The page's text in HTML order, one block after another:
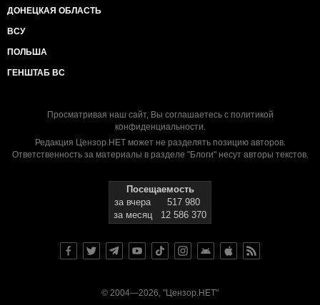
ДОНЕЦКАЯ ОБЛАСТЬ
ВСУ
ПОЛЬША
ГЕНШТАБ ВС
Просматривая наш сайт, Вы соглашаетесь с политикой
конфиденциальности.
Редакция Цензор.НЕТ может не разделять позицию авторов.
Ответственность за материалы в разделе "Блоги" несут авторы текстов.
Посещаемость
за вчера
517 980
за месяц
12 586 370
© 2004—2026, "Цензор.НЕТ"